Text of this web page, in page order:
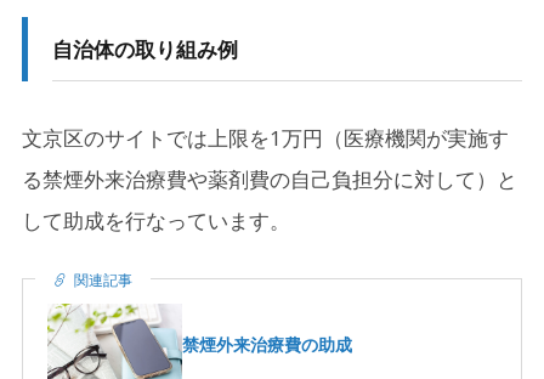
自治体の取り組み例
文京区のサイトでは上限を1万円（医療機関が実施す
る禁煙外来治療費や薬剤費の自己負担分に対して）と
して助成を行なっています。
関連記事
禁煙外来治療費の助成